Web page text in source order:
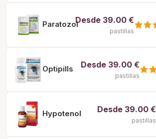
ParatozolDesde 39.00 €
pastillas
Optipills Desde 39.00 €
pastillas
Hypotenol Desde 39.00 €
pastillas